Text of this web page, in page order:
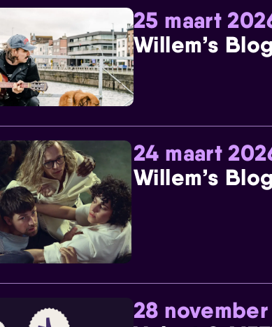
25 maart
Willem’s
24 maart
Willem’s
28